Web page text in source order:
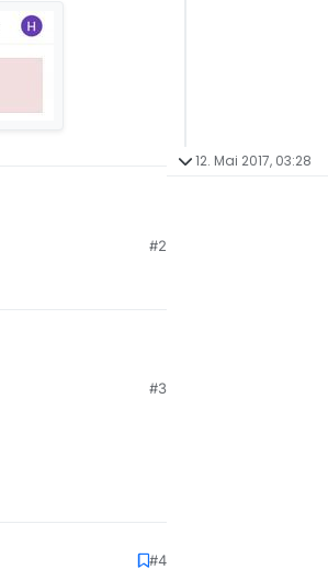
#2
#3
#4
12. Mai 2017, 03:28